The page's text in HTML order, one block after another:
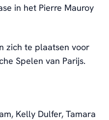
in het Pierre Mauroy
zich te plaatsen voor
Spelen van Parijs.
Kelly Dulfer, Tamara